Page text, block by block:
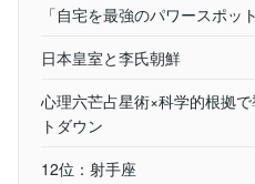
「自宅を最強のパワースポッ
日本皇室と李氏朝鮮
心理六芒占星術×科学的根拠
トダウン
12位：射手座